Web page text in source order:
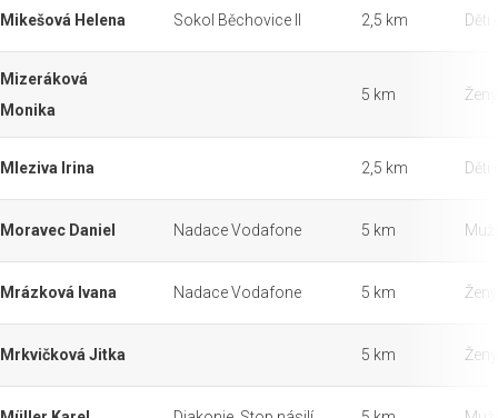
Mikešová Helena Sokol Běchovice II 2,5 km Děti
Mizeráková
Monika
5 km Ženy
Mleziva Irina 2,5 km Děti
Moravec Daniel Nadace Vodafone 5 km Muži
Mrázková Ivana Nadace Vodafone 5 km Ženy
Mrkvičková Jitka 5 km Ženy